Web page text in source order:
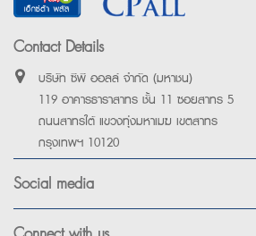
Contact Details
บริษัท ซีพี ออลล์ จำกัด (มหาชน)
119 อาคารธาราสาทร ชั้น 11 ซอยสาทร 5
ถนนสาทรใต้ แขวงทุ่งมหาเมฆ เขตสาทร
กรุงเทพฯ 10120
Social media